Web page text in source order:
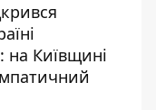
на Київщині